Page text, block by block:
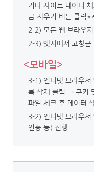
기타 사이트 데이터
금 지우기 버튼 클릭
2-2) 모든 웹 브라우
2-3) 엣지에서 고창군
<모바일>
3-1) 인터넷 브라우저
록 삭제 클릭 → 쿠키
파일 체크 후 데이터
3-2) 인터넷 브라우저
인증 등) 진행